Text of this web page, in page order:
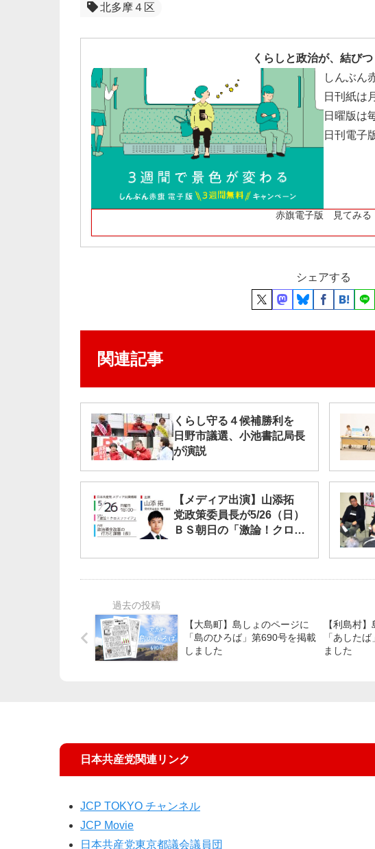
北多摩４区
くらしと政治が、結びつ
しんぶん
日刊紙は
日曜版は
日刊電子
赤旗電子版 見てみる
シェアする
関連記事
くらし守る４候補勝利を
日野市議選、小池書記局長
が演説
【メディア出演】山添拓
党政策委員長が5/26（日）
ＢＳ朝日の「激論！クロス
【大島町】島しょのページに
「島のひろば」第690号を掲載
しました
【利島村
「あした
ました
日本共産党関連リンク
JCP TOKYO チャンネル
JCP Movie
日本共産党東京都議会議員団